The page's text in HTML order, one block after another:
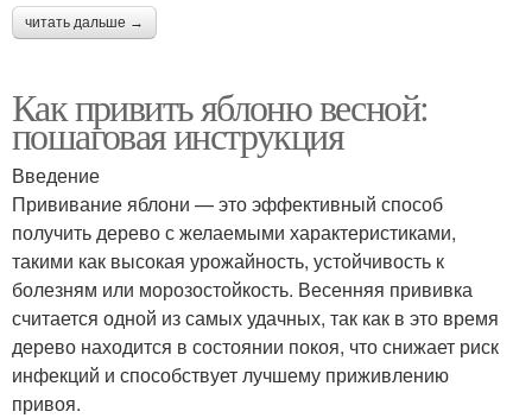
читать дальше →
Как привить яблоню весной:
пошаговая инструкция
Введение
Прививание яблони — это эффективный способ
получить дерево с желаемыми характеристиками,
такими как высокая урожайность, устойчивость к
болезням или морозостойкость. Весенняя прививка
считается одной из самых удачных, так как в это время
дерево находится в состоянии покоя, что снижает риск
инфекций и способствует лучшему приживлению
привоя.